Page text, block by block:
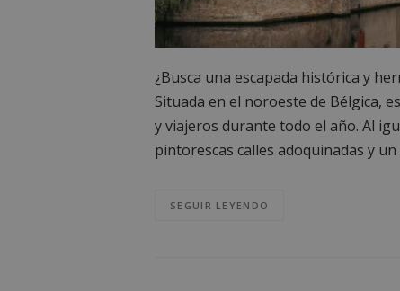
¿Busca una escapada histórica y
Situada en el noroeste de Bélgica,
y viajeros durante todo el año. Al
pintorescas calles adoquinadas y un
SEGUIR LEYENDO